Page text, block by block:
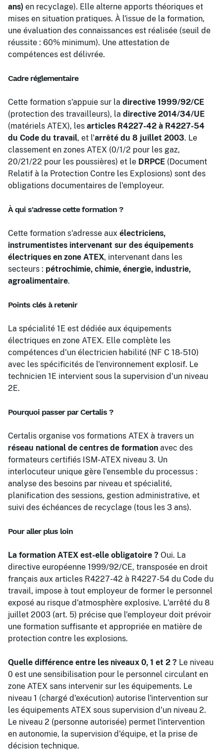
ans) en recyclage). Elle alterne apports théoriques et
mises en situation pratiques. À l'issue de la formation,
une évaluation des connaissances est réalisée (seuil de
réussite : 60% minimum). Une attestation de
compétences est délivrée.
Cadre réglementaire
Cette formation s'appuie sur la directive 1999/92/CE
(protection des travailleurs), la directive 2014/34/UE
(matériels ATEX), les articles R4227-42 à R4227-54
du Code du travail, et l'arrêté du 8 juillet 2003. Le
classement en zones ATEX (0/1/2 pour les gaz,
20/21/22 pour les poussières) et le DRPCE (Document
Relatif à la Protection Contre les Explosions) sont des
obligations documentaires de l'employeur.
À qui s'adresse cette formation ?
Cette formation s'adresse aux électriciens,
instrumentistes intervenant sur des équipements
électriques en zone ATEX, intervenant dans les
secteurs : pétrochimie, chimie, énergie, industrie,
agroalimentaire.
Points clés à retenir
La spécialité 1E est dédiée aux équipements
électriques en zone ATEX. Elle complète les
compétences d'un électricien habilité (NF C 18-510)
avec les spécificités de l'environnement explosif. Le
technicien 1E intervient sous la supervision d'un niveau
2E.
Pourquoi passer par Certalis ?
Certalis organise vos formations ATEX à travers un
réseau national de centres de formation avec des
formateurs certifiés ISM-ATEX niveau 3. Un
interlocuteur unique gère l'ensemble du processus :
analyse des besoins par niveau et spécialité,
planification des sessions, gestion administrative, et
suivi des échéances de recyclage (tous les 3 ans).
Pour aller plus loin
La formation ATEX est-elle obligatoire ? Oui. La
directive européenne 1999/92/CE, transposée en droit
français aux articles R4227-42 à R4227-54 du Code du
travail, impose à tout employeur de former le personnel
exposé au risque d'atmosphère explosive. L'arrêté du 8
juillet 2003 (art. 5) précise que l'employeur doit prévoir
une formation suffisante et appropriée en matière de
protection contre les explosions.
Quelle différence entre les niveaux 0, 1 et 2 ? Le niveau
0 est une sensibilisation pour le personnel circulant en
zone ATEX sans intervenir sur les équipements. Le
niveau 1 (chargé d'exécution) autorise l'intervention sur
les équipements ATEX sous supervision d'un niveau 2.
Le niveau 2 (personne autorisée) permet l'intervention
en autonomie, la supervision d'équipe, et la prise de
décision technique.